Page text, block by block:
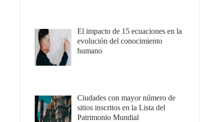
El impacto de 15 ecuaciones en la
evolución del conocimiento
humano
Ciudades con mayor número de
sitios inscritos en la Lista del
Patrimonio Mundial